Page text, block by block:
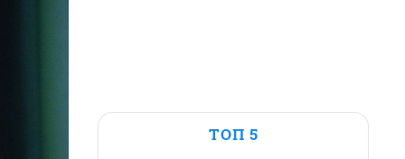
ТОП 5